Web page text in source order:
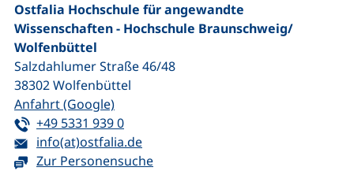
Ostfalia Hochschule für angewandte
Wissenschaften - Hochschule Braunschweig/​
Wolfenbüttel
Salzdahlumer Straße 46/48
38302Wolfenbüttel
Anfahrt (Google)(externer Link, öffnet neues Fenster)
Tel:
+49 5331 939 0(startet einen Telefonanruf, wenn Ihr
E-Mail:
info(at)ostfalia.de(öffnet Ihr E-Mail-Programm)
Zur Personensuche